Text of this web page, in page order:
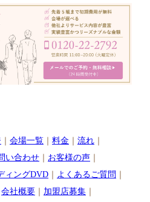
会場一覧｜ 料金 流れ｜
い合わせ｜ お客様の声｜
ィングDVD｜ よくあるご質問
会社概要｜ 加盟店募集｜